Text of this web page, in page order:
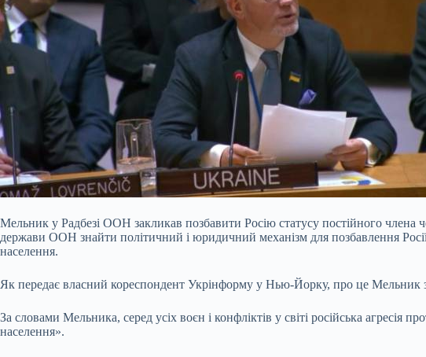
Мельник у Радбезі ООН закликав позбавити Росію статусу постійного
держави ООН знайти політичний і юридичний механізм для позбавлення
населення.
Як передає власний кореспондент Укрінформу у Нью-Йорку, про це Мельник
За словами Мельника, серед усіх воєн і конфліктів у світі російська
населення».